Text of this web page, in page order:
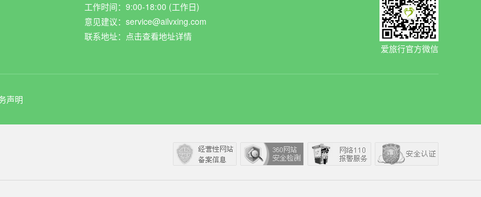
工作时间：9:00-18:00 (工作日)
意见建议：service@ailvxing.com
联系地址： 点击查看地址详情
爱旅行官方微信
声明